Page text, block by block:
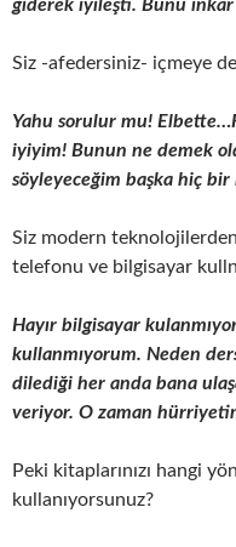
giderek iyileşti. Bunu
Siz -afedersiniz- içmeye
Yahu sorulur mu!
iyiyim! Bunun ne demek
söyleyeceğim başka hiç bir
Siz modern
telefonu ve bilgisayar
Hayır bilgisayar
kullanmıyorum. Neden
dilediği her anda bana
veriyor. O zaman
Peki kitaplarınızı hangi
kullanıyorsunuz?